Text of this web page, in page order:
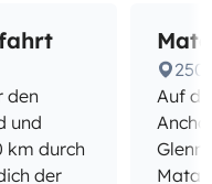
den
und
km durch
der
250
Auf